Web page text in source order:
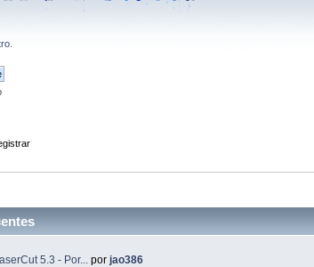
.
5.3 - Por... porjao386